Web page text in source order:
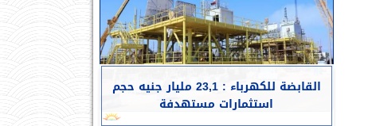
القابضة للكهرباء : 23,1 مليار جنيه حجم
استثمارات مستهدفة